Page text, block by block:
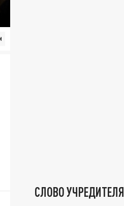
СЛОВО УЧРЕДИТЕЛЯ